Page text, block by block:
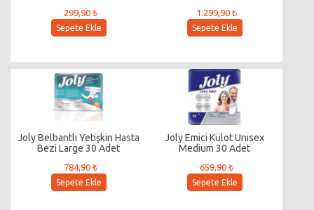
299,90 ₺
Sepete Ekle
1.299,90 ₺
Sepete Ekle
Joly Belbantlı Yetişkin Hasta
Bezi Large 30 Adet
784,90 ₺
Sepete Ekle
Joly Emici Külot Unısex
Medium 30 Adet
659,90 ₺
Sepete Ekle